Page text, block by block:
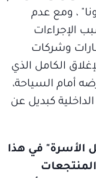
، ومع عدم
الإجراءات
وشركات
الكامل الذي
أمام السياحة،
كبديل عن
في هذا